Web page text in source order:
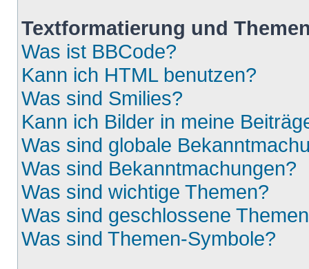
Textformatierung und
Was ist BBCode?
Kann ich HTML benutzen?
Was sind Smilies?
Kann ich Bilder in meine
Was sind globale
Was sind Bekanntmachungen?
Was sind wichtige Themen?
Was sind geschlossene
Was sind Themen-Symbole?